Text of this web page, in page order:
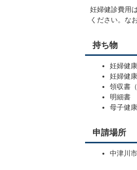
妊婦健診費用
ください。な
持ち物
妊婦健
妊婦健
領収書
明細書
母子健
申請場所
中津川